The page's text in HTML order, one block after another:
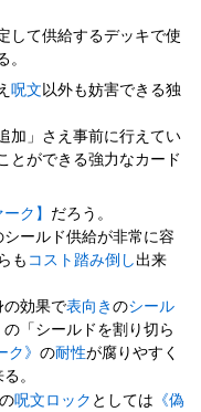
して供給するデッキで使
。
呪文以外も妨害できる独
加」さえ事前に行えてい
とができる強力なカード
ク】 だろう。
シールド供給が非常に容
も コスト踏み倒し出来
の効果で表向きのシール
「シールドを割り切ら
ク》の耐性が腐りやすく
。
の呪文ロック としては 《偽